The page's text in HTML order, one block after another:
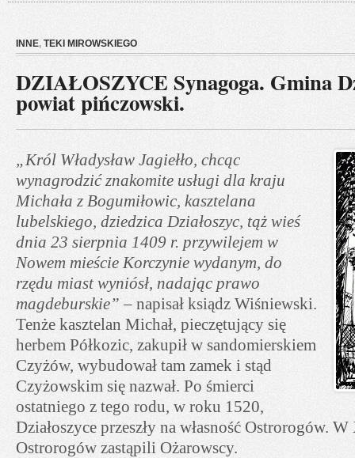
INNE, TEKI MIROWSKIEGO
DZIAŁOSZYCE Synagoga. Gmina
powiat pińczowski.
„Król Władysław Jagiełło, chcąc
wynagrodzić znakomite usługi dla kraju
Michała z Bogumiłowic, kasztelana
lubelskiego, dziedzica Działoszyc, tąż wieś
dnia 23 sierpnia 1409 r. przywilejem w
Nowem mieście Korczynie wydanym, do
rzędu miast wyniósł, nadając prawo
magdeburskie” – napisał ksiądz Wiśniewski.
Tenże kasztelan Michał, pieczętujący się
herbem Półkozic, zakupił w sandomierskiem
Czyżów, wybudował tam zamek i stąd
Czyżowskim się nazwał. Po śmierci
ostatniego z tego rodu, w roku 1520,
Działoszyce przeszły na własność Ostrorogów.
Ostrorogów zastąpili Ożarowscy.